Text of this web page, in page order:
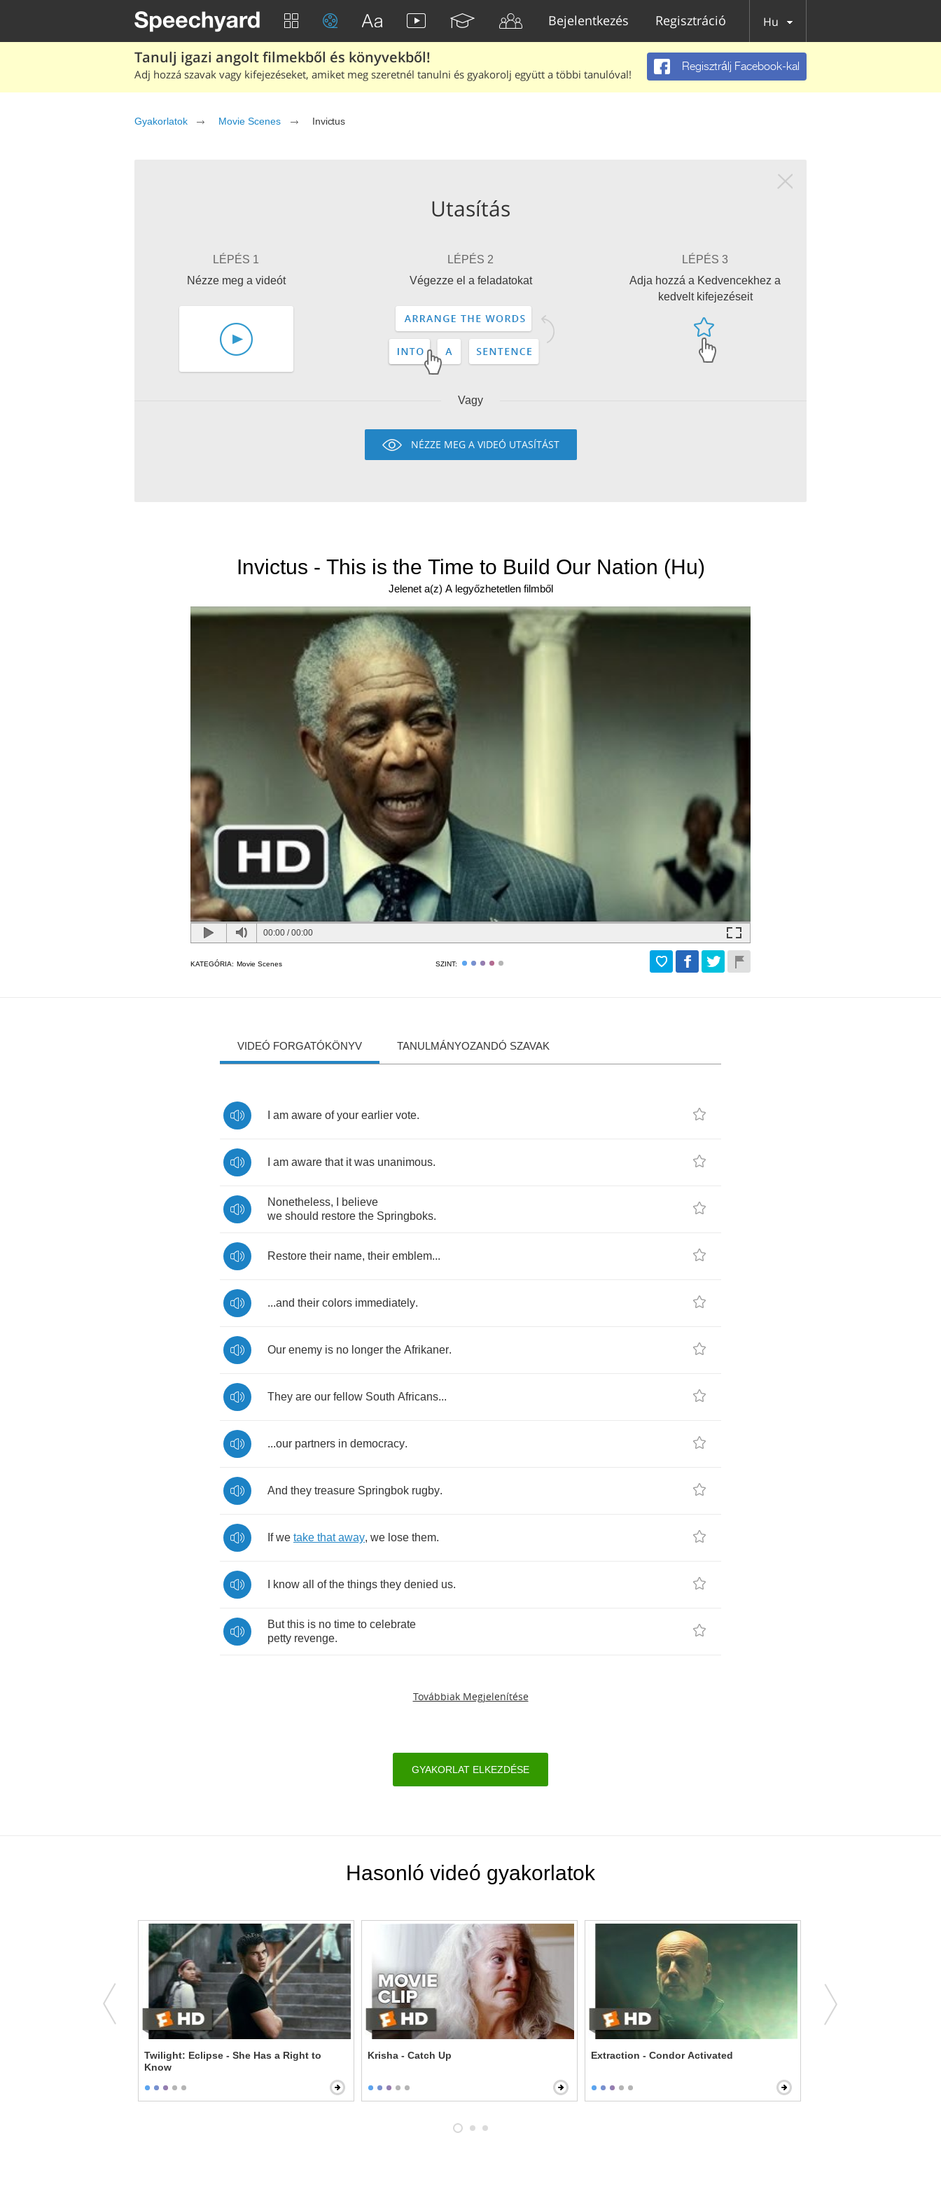
Bejelentkezés Regisztráció Hu
Tanulj igazi angolt filmekből és könyvekből!
Adj hozzá szavak vagy kifejezéseket, amiket meg szeretnél tanulni és gyakorolj együtt a többi tanulóval!
Regisztrálj Facebook-kal
Gyakorlatok Movie Scenes Invictus
Utasítás
LÉPÉS 1
Nézze meg a videót
LÉPÉS 2
Végezze el a feladatokat
LÉPÉS 3
Adja hozzá a Kedvencekhez a
kedvelt kifejezéseit
Vagy
NÉZZE MEG A VIDEÓ UTASÍTÁST
Invictus - This is the Time to Build Our Nation (Hu)
Jelenet a(z) A legyőzhetetlen filmből
00:00 /00:00
KATEGÓRIA: Movie Scenes SZINT:
VIDEÓ FORGATÓKÖNYV TANULMÁNYOZANDÓ SZAVAK
am aware of your earlier vote.
am aware that it was unanimous.
Nonetheless,
believe
we should restore the Springboks.
Restore their name, their emblem...
...and their colors immediately.
Our enemy is no longer the Afrikaner.
They are our fellow South Africans...
...our partners in democracy.
And they treasure Springbok rugby.
If we take that away, we lose them.
know all of the things they denied us.
But this is no time to celebrate
petty revenge.
Továbbiak Megjelenítése
GYAKORLAT ELKEZDÉSE
Hasonló videó gyakorlatok
Twilight: Eclipse - She Has a Right to
Know
Krisha - Catch Up Extraction - Condor Activated